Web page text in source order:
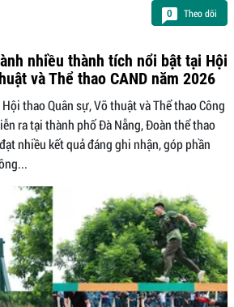
0 Theo dõi
nhiều thành tích nổi bật tại Hội
và Thể thao CAND năm 2026
thao Quân sự, Võ thuật và Thể thao Công
ra tại thành phố Đà Nẵng, Đoàn thể thao
nhiều kết quả đáng ghi nhận, góp phần